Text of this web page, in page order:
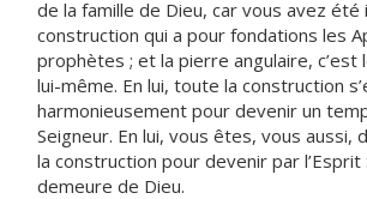
de la famille de Dieu, car vous avez été
construction qui a pour fondations les
prophètes ; et la pierre angulaire, c’est
lui-même. En lui, toute la construction
harmonieusement pour devenir un
Seigneur. En lui, vous êtes, vous aussi,
la construction pour devenir par l’Esprit
demeure de Dieu.